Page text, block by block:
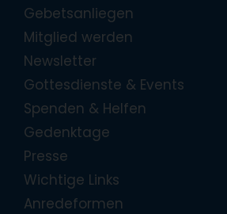
Gebetsanliegen
Mitglied werden
Newsletter
Gottesdienste & Events
Spenden & Helfen
Gedenktage
Presse
Wichtige Links
Anredeformen